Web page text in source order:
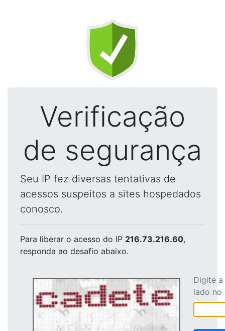
Verificação
de segurança
Seu IP fez diversas tentativas de
acessos suspeitos a sites hospedados
conosco.
Para liberar o acesso do IP 216.73.216.60,
responda ao desafio abaixo.
Digite
lado no